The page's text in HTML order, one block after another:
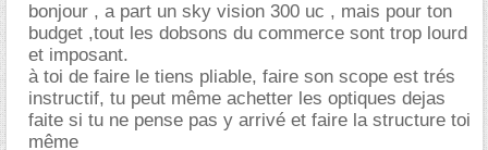
bonjour , a part un sky vision 300 uc , mais pour ton
budget ,tout les dobsons du commerce sont trop lourd
et imposant.
à toi de faire le tiens pliable, faire son scope est trés
instructif, tu peut même achetter les optiques dejas
faite si tu ne pense pas y arrivé et faire la structure toi
même